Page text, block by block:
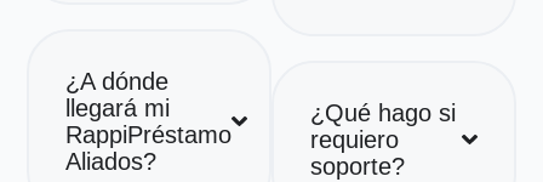
¿A dónde
llegará mi
RappiPréstamo
Aliados?
¿Qué hago si
requiero
soporte?